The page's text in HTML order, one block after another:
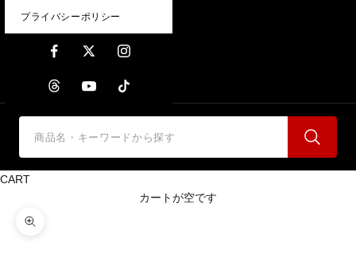
プライバシーポリシー
CART
カートが空です
ズームイン